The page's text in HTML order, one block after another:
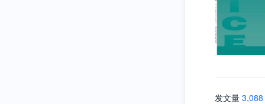
发文量 3,088